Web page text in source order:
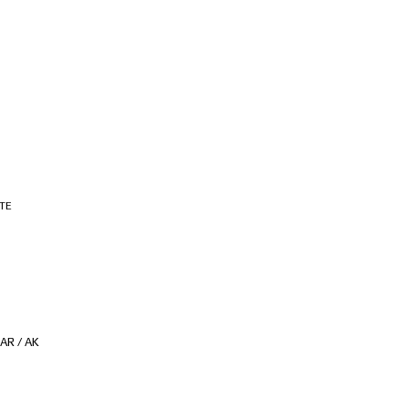
/ AK